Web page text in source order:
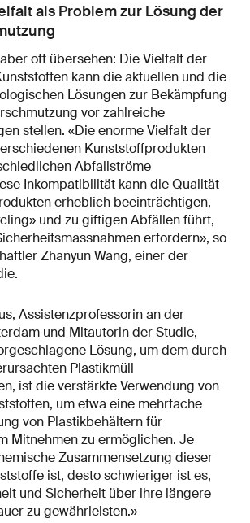
als Problem zur Lösung der
oft übersehen: Die Vielfalt der
kann die aktuellen und die
Lösungen zur Bekämpfung
vor zahlreiche
stellen. «Die enorme Vielfalt der
Kunststoffprodukten
Abfallströme
Inkompatibilität kann die Qualität
erheblich beeinträchtigen,
und zu giftigen Abfällen führt,
erfordern», so
Zhanyun Wang, einer der
Assistenzprofessorin an der
und Mitautorin der Studie,
Lösung, um dem durch
Plastikmüll
ist die verstärkte Verwendung von
um etwa eine mehrfache
von Plastikbehältern für
Mitnehmen zu ermöglichen. Je
Zusammensetzung dieser
ist, desto schwieriger ist es,
und Sicherheit über ihre längere
zu gewährleisten.»